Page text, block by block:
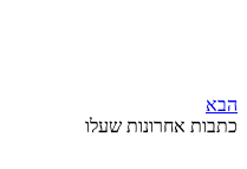
הבא
כתבות אחרונות שעלו